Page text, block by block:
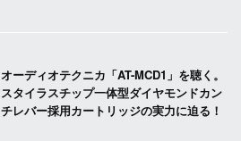
オーディオテクニカ「AT-MCD1」を聴く。
スタイラスチップ一体型ダイヤモンドカン
チレバー採用カートリッジの実力に迫る！